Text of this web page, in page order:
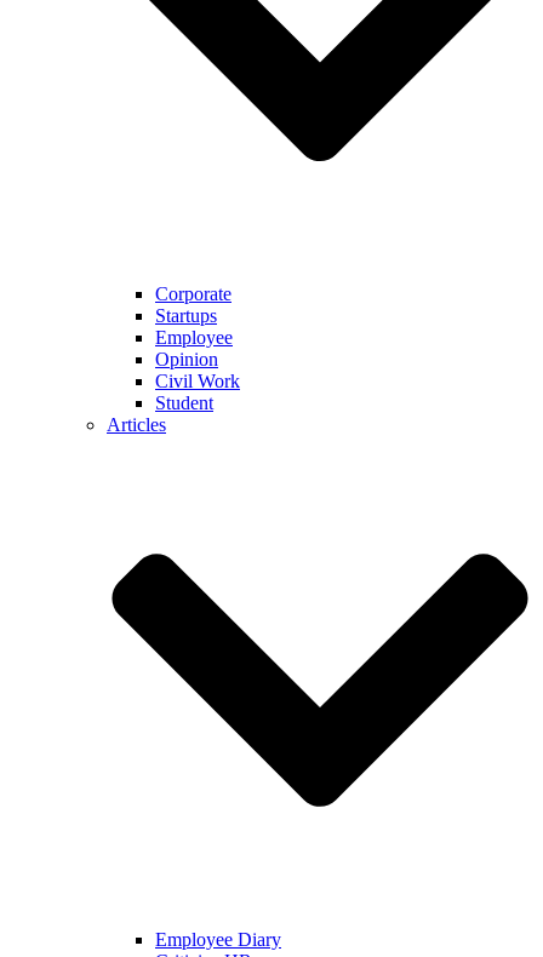
Corporate
Startups
Employee
Opinion
Civil Work
Student
Articles
Employee Diary